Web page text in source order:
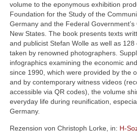
volume to the eponymous exhibition
Foundation for the Study of the
Germany and the Federal
New States. The book presents texts
and publicist Stefan Wolle as well as
taken by renowned photographers.
infographics examining the economic
since 1990, which were provided by the
and by contemporary witness videos
accessible via QR codes), the volume
everyday life during reunification,
Germany.
Rezension von Christoph Lorke, in: H-